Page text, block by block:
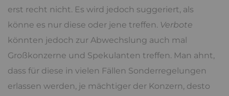
erst recht nicht. Es wird jedoch suggeriert, als
könne es nur diese oder jene treffen. Verbote
könnten jedoch zur Abwechslung auch mal
Großkonzerne und Spekulanten treffen. Man ahnt,
dass für diese in vielen Fällen Sonderregelungen
erlassen werden, je mächtiger der Konzern, desto